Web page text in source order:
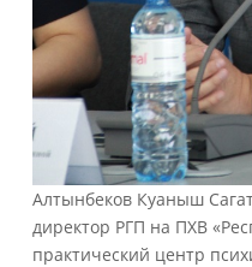
Алтынбеков Куаныш
директор РГП на ПХВ
практический центр